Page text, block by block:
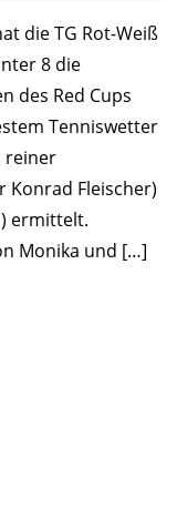
die TG Rot-Weiß
8 die
des Red Cups
Tenniswetter
reiner
Konrad Fleischer)
ermittelt.
Monika und […]